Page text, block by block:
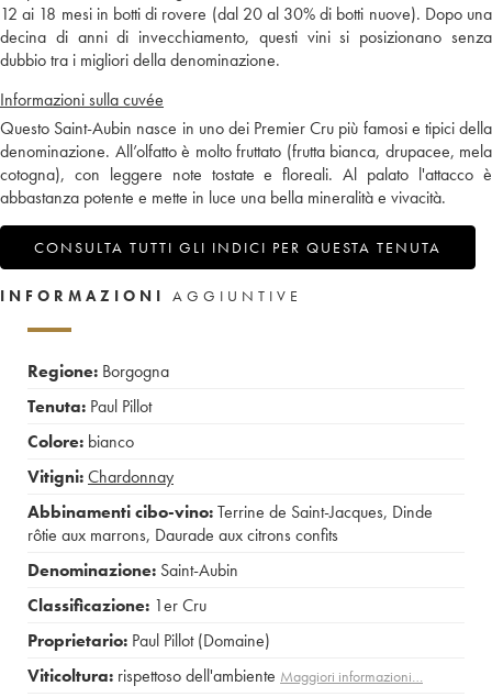
12 ai 18 mesi in botti di rovere (dal 20 al 30% di botti nuove). Dopo una
decina di anni di invecchiamento, questi vini si posizionano senza
dubbio tra i migliori della denominazione.
Informazioni sulla cuvée
Questo Saint-Aubin nasce in uno dei Premier Cru più famosi e tipici della
denominazione. All’olfatto è molto fruttato (frutta bianca, drupacee, mela
cotogna), con leggere note tostate e floreali. Al palato l'attacco è
abbastanza potente e mette in luce una bella mineralità e vivacità.
CONSULTA TUTTI GLI INDICI PER QUESTA TENUTA
INFORMAZIONI AGGIUNTIVE
Regione: Borgogna
Tenuta: Paul Pillot
Colore: bianco
Vitigni:Chardonnay
Abbinamenti cibo-vino:Terrine de Saint-Jacques, Dinde
rôtie aux marrons, Daurade aux citrons confits
Denominazione: Saint-Aubin
Classificazione: 1er Cru
Proprietario: Paul Pillot (Domaine)
Viticoltura: rispettoso dell'ambiente Maggiori informazioni…